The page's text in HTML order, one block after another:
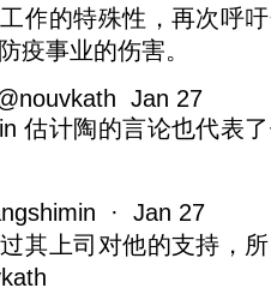
作的特殊性，再次呼
疫事业的伤害。
Jan 27
估计陶的言论也代表
· Jan 27
其上司对他的支持，